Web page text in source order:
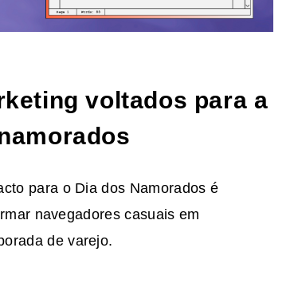
voltados para a
para o Dia dos Namorados é
navegadores casuais em
de varejo.